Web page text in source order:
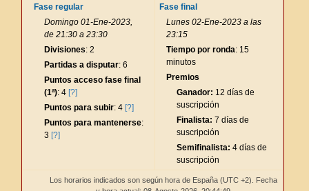
Fase regular
Domingo 01-Ene-2023,
de 21:30 a 23:30
Divisiones: 2
Partidas a disputar: 6
Puntos acceso fase final
(1ª): 4 [?]
Puntos para subir: 4 [?]
Puntos para mantenerse:
3 [?]
Fase final
Lunes 02-Ene-2023 a las
23:15
Tiempo por ronda: 15
minutos
Premios
Ganador: 12 días de
suscripción
Finalista: 7 días de
suscripción
Semifinalista: 4 días de
suscripción
Los horarios indicados son según hora de España (UTC +2). Fecha